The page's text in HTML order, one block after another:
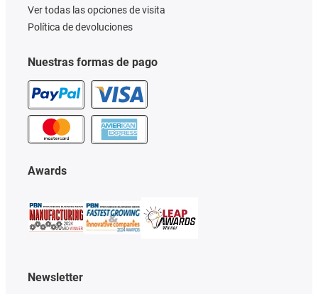
Nuestras formas de pago
Awards
Newsletter
Ver todas las opciones de visita
Política de devoluciones